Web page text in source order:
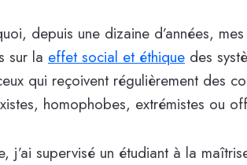
depuis une dizaine d’années,
sur la effet social et éthique des
qui reçoivent régulièrement des
homophobes, extrémistes ou
j’ai supervisé un étudiant à la